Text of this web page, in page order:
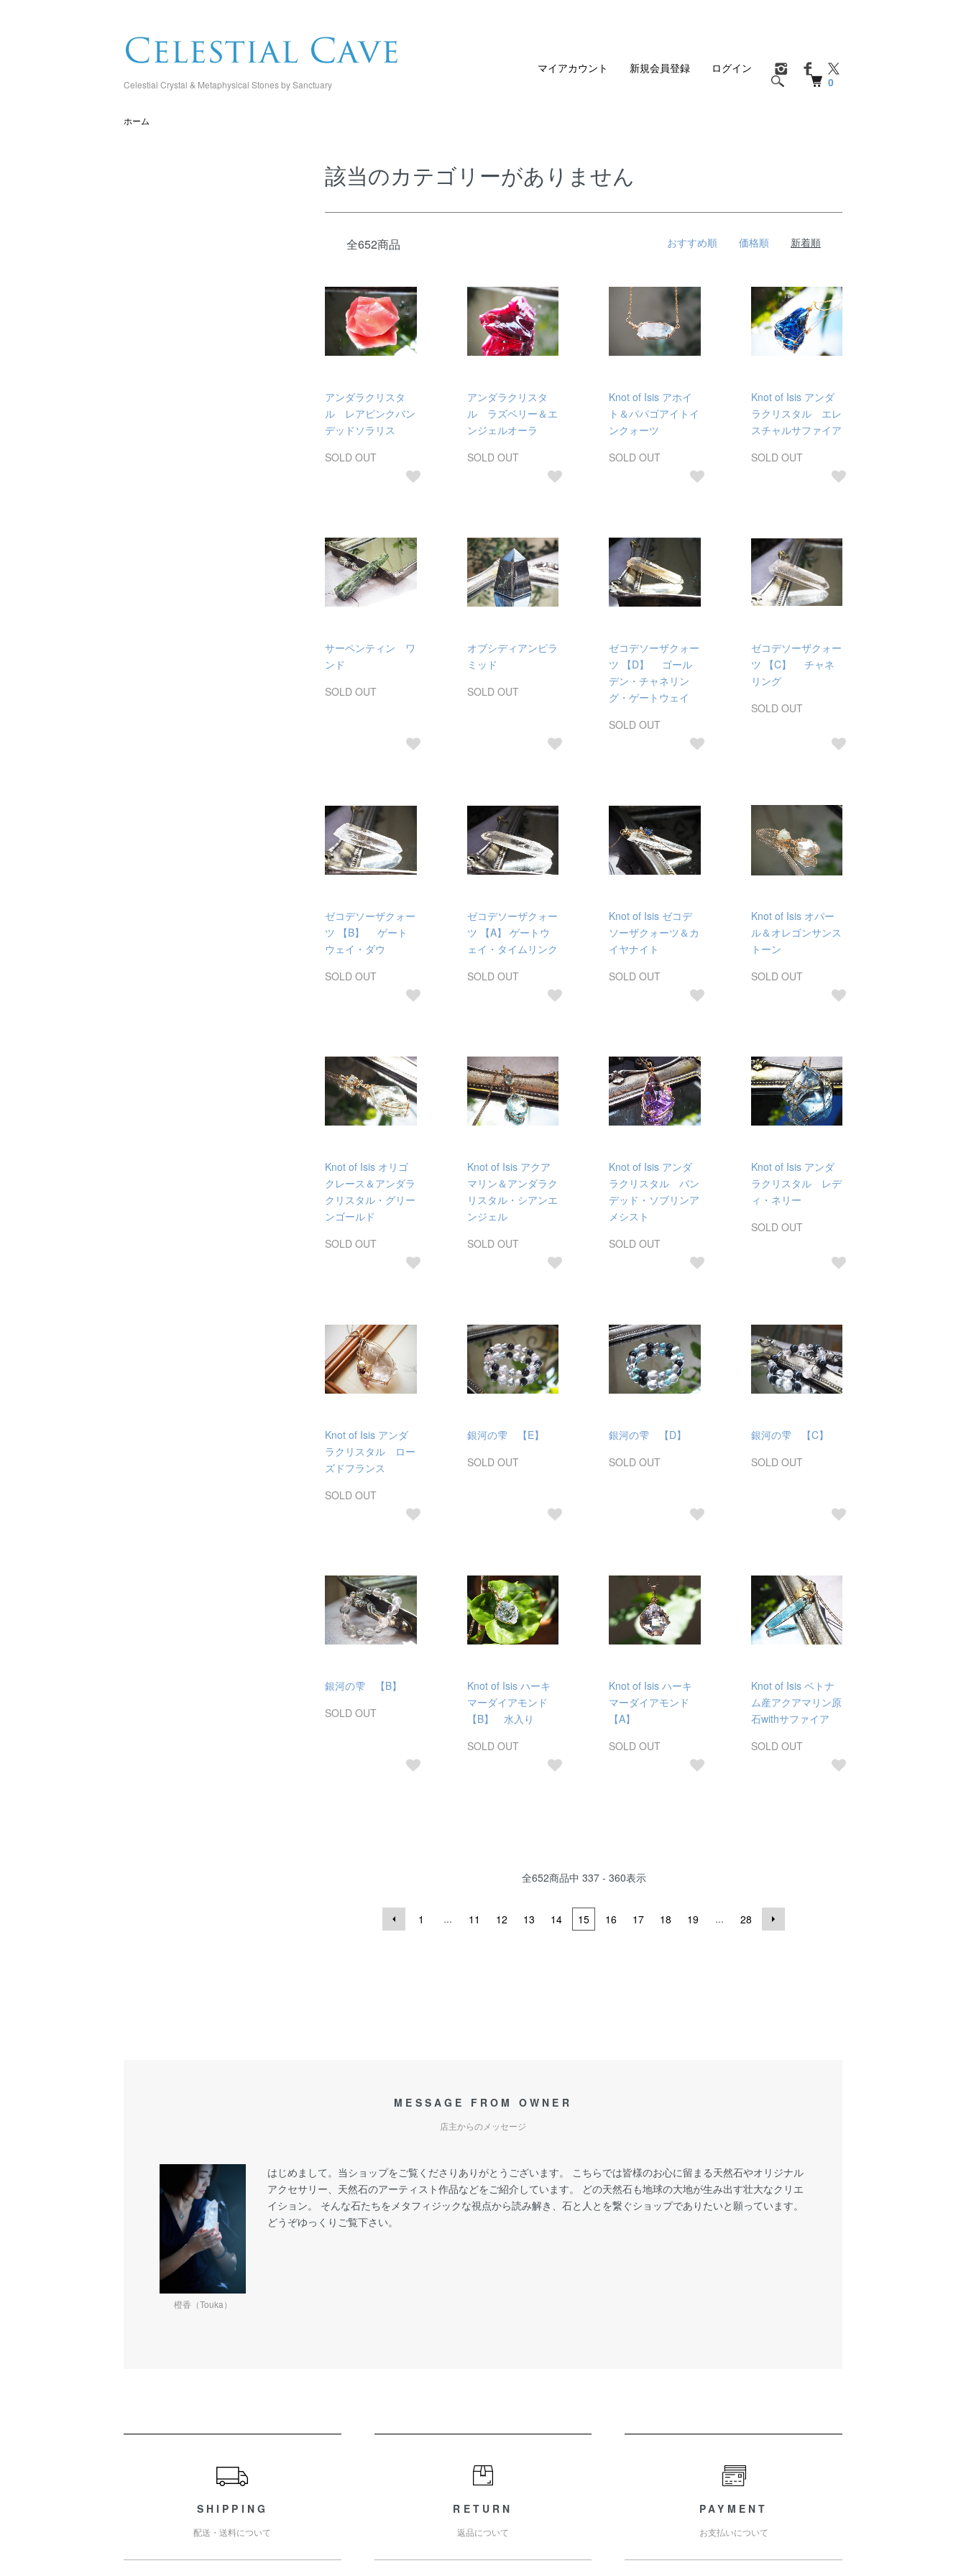
Celestial Crystal & Metaphysical Stones by Sanctuary 0
マイアカウント 新規会員登録 ログイン
ホーム
該当のカテゴリーがありません
全652商品 おすすめ順 価格順 新着順
アンダラクリスタ
ル レアピンクバン
デッドソラリス
SOLD OUT
アンダラクリスタ
ル ラズベリー＆エ
ンジェルオーラ
SOLD OUT
Knot of Isis アホイ
ト＆パパゴアイトイ
ンクォーツ
SOLD OUT
Knot of Isis アンダ
ラクリスタル エレ
スチャルサファイア
SOLD OUT
サーペンティン ワ
ンド
SOLD OUT
オブシディアンピラ
ミッド
SOLD OUT
ゼコデソーザクォー
ツ 【D】 ゴール
デン・チャネリン
グ・ゲートウェイ
SOLD OUT
ゼコデソーザクォー
ツ 【C】 チャネ
リング
SOLD OUT
ゼコデソーザクォー
ツ 【B】 ゲート
ウェイ・ダウ
SOLD OUT
ゼコデソーザクォー
ツ 【A】 ゲートウ
ェイ・タイムリンク
SOLD OUT
Knot of Isis ゼコデ
ソーザクォーツ＆カ
イヤナイト
SOLD OUT
Knot of Isis オパー
ル＆オレゴンサンス
トーン
SOLD OUT
Knot of Isis オリゴ
クレース＆アンダラ
クリスタル・グリー
ンゴールド
SOLD OUT
Knot of Isis アクア
マリン＆アンダラク
リスタル・シアンエ
ンジェル
SOLD OUT
Knot of Isis アンダ
ラクリスタル バン
デッド・ソブリンア
メシスト
SOLD OUT
Knot of Isis アンダ
ラクリスタル レデ
ィ・ネリー
SOLD OUT
Knot of Isis アンダ
ラクリスタル ロー
ズドフランス
SOLD OUT
銀河の雫 【E】
SOLD OUT
銀河の雫 【D】
SOLD OUT
銀河の雫 【C】
SOLD OUT
銀河の雫 【B】
SOLD OUT
Knot of Isis ハーキ
マーダイアモンド
【B】 水入り
SOLD OUT
Knot of Isis ハーキ
マーダイアモンド
【A】
SOLD OUT
Knot of Isis ベトナ
ム産アクアマリン原
石withサファイア
SOLD OUT
全652商品中 337 - 360表示
1 ... 11 12 13 14 15 16 17 18 19 ... 28
MESSAGE FROM OWNER
店主からのメッセージ
橙香（Touka）
はじめまして。当ショップをご覧くださりありがとうございます。 こちらでは皆様のお心に留まる天然石やオリジナル
アクセサリー、天然石のアーティスト作品などをご紹介しています。 どの天然石も地球の大地が生み出す壮大なクリエ
イション。 そんな石たちをメタフィジックな視点から読み解き、石と人とを繋ぐショップでありたいと願っています。
どうぞゆっくりご覧下さい。
SHIPPING
配送・送料について
RETURN
返品について
PAYMENT
お支払いについて